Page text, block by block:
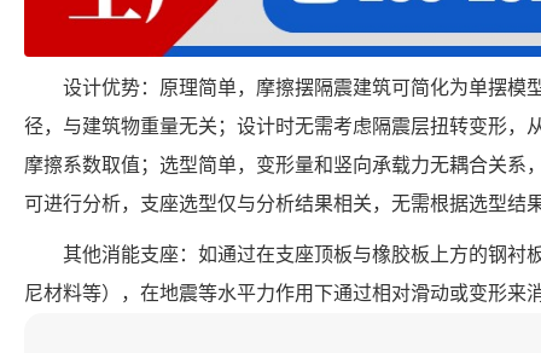
设计优势：原理简单，摩擦摆隔震建筑可简化为单摆模
径，与建筑物重量无关；设计时无需考虑隔震层扭转变形，
摩擦系数取值；选型简单，变形量和竖向承载力无耦合关系
可进行分析，支座选型仅与分析结果相关，无需根据选型结
其他消能支座：如通过在支座顶板与橡胶板上方的钢衬
尼材料等），在地震等水平力作用下通过相对滑动或变形来